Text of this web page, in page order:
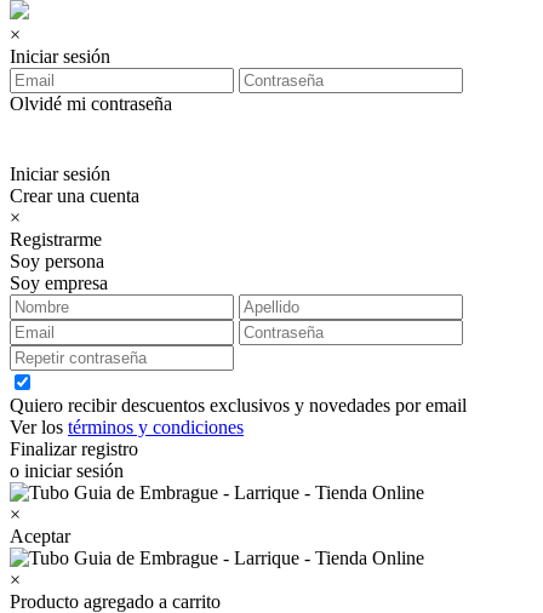
×
Iniciar sesión
Olvidé mi contraseña
Iniciar sesión
Crear una cuenta
×
Registrarme
Soy persona
Soy empresa
Quiero recibir descuentos exclusivos y novedades por email
Ver los términos y condiciones
Finalizar registro
o iniciar sesión
×
Aceptar
×
Producto agregado a carrito